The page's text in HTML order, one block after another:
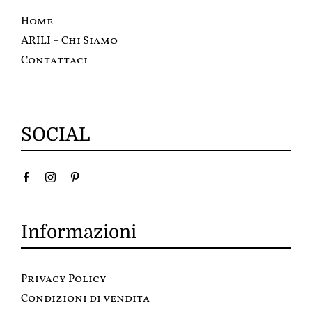
Home
ARILI – Chi Siamo
Contattaci
SOCIAL
Informazioni
Privacy Policy
Condizioni di vendita